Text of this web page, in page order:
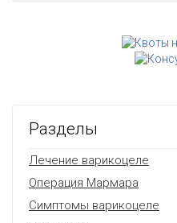
Разделы
Лечение варикоцеле
Операция Мармара
Симптомы варикоцеле